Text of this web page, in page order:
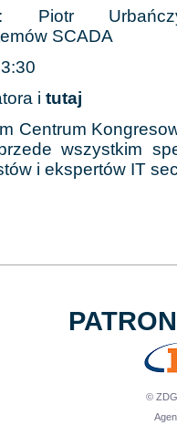
Piotr
SCADA
i tutaj
Centrum
wszystkim
i ekspertów IT
©